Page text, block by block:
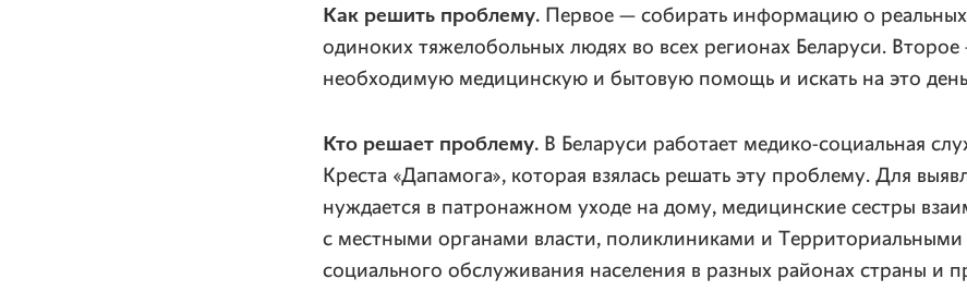
Как решить проблему.Первое — собирать информацию о реальных
одиноких тяжелобольных людях во всех регионах Беларуси. Второе
необходимую медицинскую и бытовую помощь и искать на это
Кто решает проблему.В Беларуси работает медико-социальная
Креста «Дапамога», которая взялась решать эту проблему. Для
нуждается в патронажном уходе на дому, медицинские сестры
с местными органами власти, поликлиниками и
социального обслуживания населения в разных районах страны и